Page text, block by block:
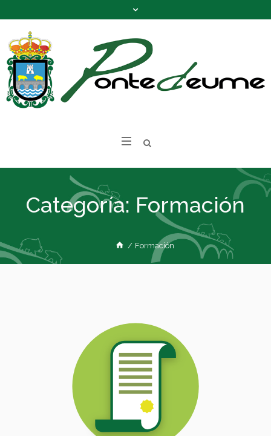
Categoría: Formación
/ Formación